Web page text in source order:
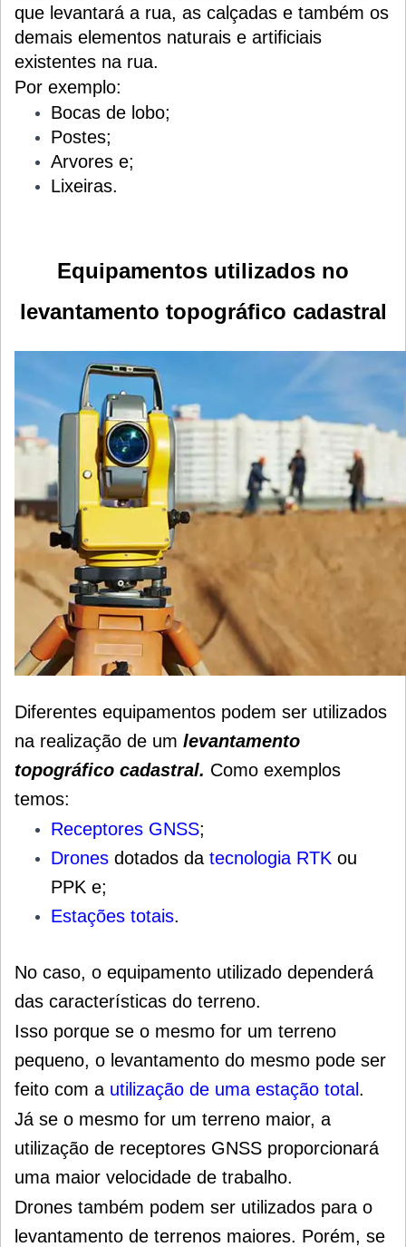
que levantará a rua, as calçadas e também os
demais elementos naturais e artificiais
existentes na rua.
Por exemplo:
Bocas de lobo;
Postes;
Arvores e;
Lixeiras.
Equipamentos utilizados no
levantamento topográfico cadastral
Diferentes equipamentos podem ser utilizados
na realização de um levantamento
topográfico cadastral. Como exemplos
temos:
Receptores GNSS;
Drones dotados da tecnologia RTK ou
PPK e;
Estações totais.
No caso, o equipamento utilizado dependerá
das características do terreno.
Isso porque se o mesmo for um terreno
pequeno, o levantamento do mesmo pode ser
feito com a utilização de uma estação total .
Já se o mesmo for um terreno maior, a
utilização de receptores GNSS proporcionará
uma maior velocidade de trabalho.
Drones também podem ser utilizados para o
levantamento de terrenos maiores. Porém, se